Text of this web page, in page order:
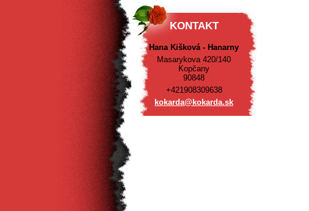
KONTAKT
Hana Kišková - Hanarny
Masarykova 420/140
Kopčany
90848
+421908309638
kokarda@ kokarda.sk